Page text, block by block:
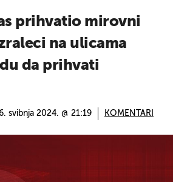
prihvatio mirovni
na ulicama
da prihvati
svibnja 2024. @ 21:19 KOMENTARI